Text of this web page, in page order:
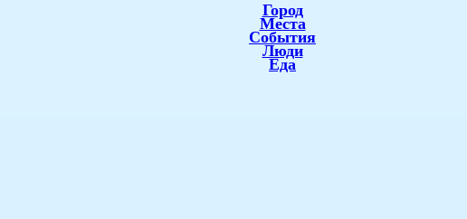
Город
Места
События
Люди
Еда